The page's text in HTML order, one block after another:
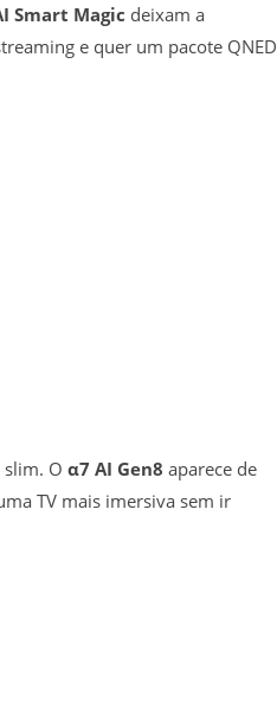
Smart Magic deixam a
e quer um pacote QNED
O α7 AI Gen8 aparece de
TV mais imersiva sem ir